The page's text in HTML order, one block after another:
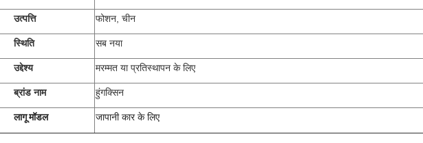
उत्पत्ति फोशन, चीन
स्थिति सब नया
उद्देश्य मरम्मत या प्रतिस्थापन के लिए
ब्रांड नाम हुंगक्सिन
लागू मॉडल जापानी कार के लिए